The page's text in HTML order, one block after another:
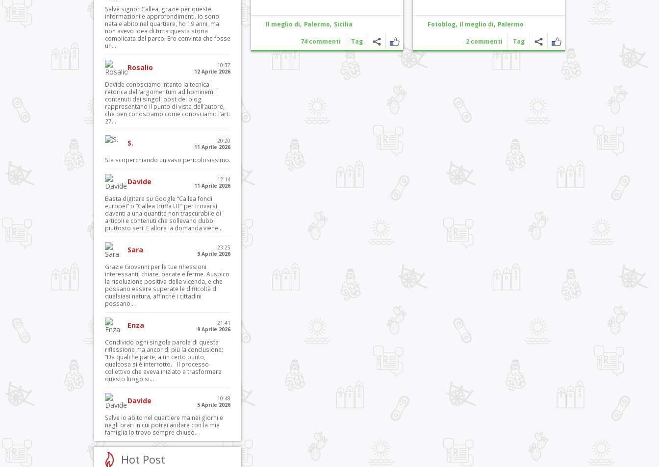
Fotoblog, Il meglio di, Palermo
2 commenti Tag
Il meglio di, Palermo, Sicilia
74 commenti Tag
Salve signor Callea, grazie per queste
informazioni e approfondimenti. Io sono
nata e abito nel quartiere, ho 19 anni, ma
non avevo idea di tutta questa storia
complicata del parco. Ero convinta che fosse
un...
Rosalio
10:37
12 Aprile 2026
Davide conosciamo intanto la tecnica
retorica dell’argomentum ad hominem. I
contenuti dei singoli post del blog
rappresentano il punto di vista dell’autore,
che ben conosciamo come conosciamo l’art.
27...
S.
20:20
11 Aprile 2026
Sta scoperchiando un vaso pericolosissimo.
Davide
12:14
11 Aprile 2026
Basta digitare su Google “Callea fondi
europei” o “Callea truffa UE” per trovarsi
davanti a una quantità non trascurabile di
articoli e contenuti che sollevano dubbi
piuttosto seri. E allora la domanda viene...
Sara
23:25
9 Aprile 2026
Grazie Giovanni per le tue riflessioni
interessanti, chiare, pacate e ferme. Auspico
la risoluzione positiva della vicenda, e che
possano essere superate le difficoltà di
qualsiasi natura, affinché i cittadini
possano...
Enza
21:41
9 Aprile 2026
Condivido ogni singola parola di questa
riflessione ma ancor di più la conclusione:
“Da qualche parte, a un certo punto,
qualcosa si è interrotto. Il processo
collettivo che aveva iniziato a trasformare
questo luogo si...
Davide
10:48
5 Aprile 2026
Salve io abito nel quartiere ma nei giorni e
negli orari in cui potrei andare con la mia
famiglia lo trovo sempre chiuso..
Hot Post